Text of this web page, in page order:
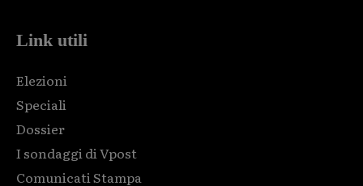
Link utili
Elezioni
Speciali
Dossier
I sondaggi di Vpost
Comunicati Stampa